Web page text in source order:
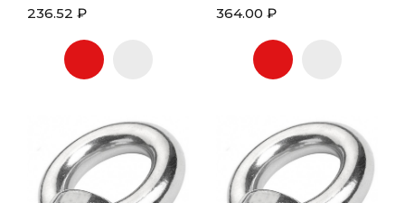
236.52 ₽ 364.00 ₽